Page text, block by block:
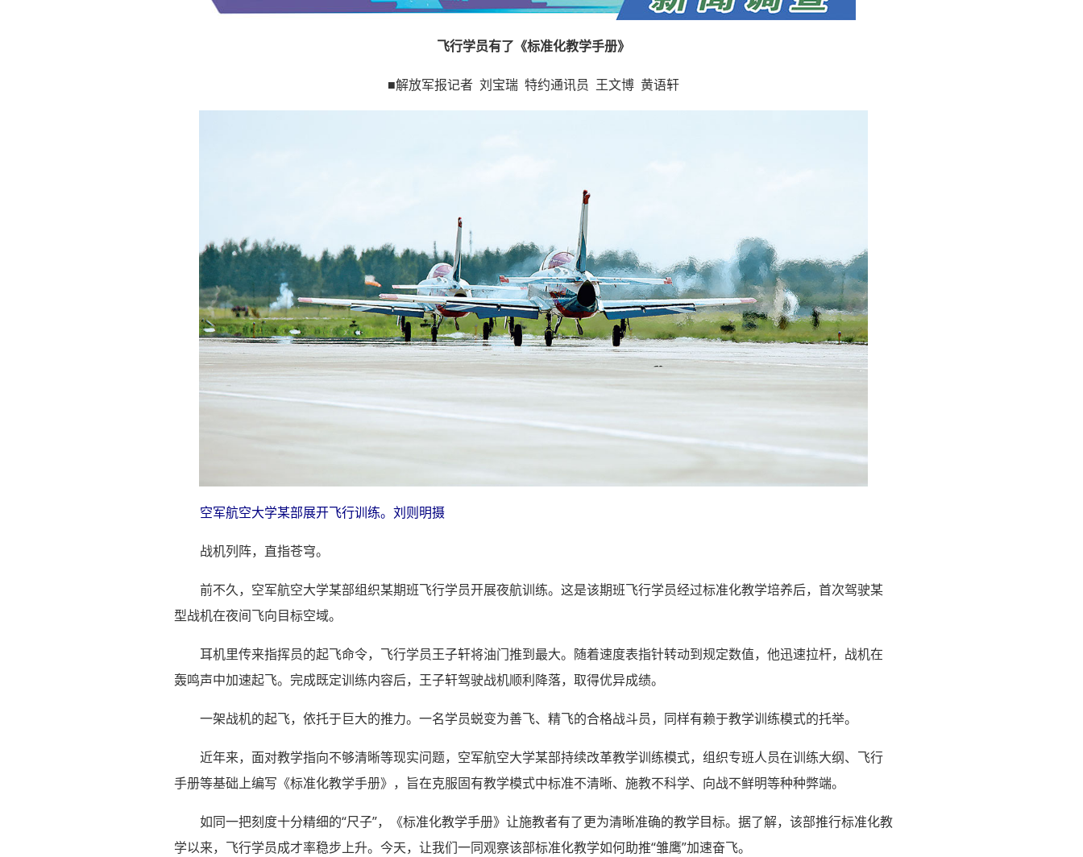
飞行学员有了《标准化教学手册》
■解放军报记者 刘宝瑞 特约通讯员 王文博 黄语轩
空军航空大学某部展开飞行训练。刘则明摄
战机列阵，直指苍穹。
前不久，空军航空大学某部组织某期班飞行学员开展夜航训练。这是该期班飞行学员经过标准化教学培养后，首次驾驶某
型战机在夜间飞向目标空域。
耳机里传来指挥员的起飞命令，飞行学员王子轩将油门推到最大。随着速度表指针转动到规定数值，他迅速拉杆，战机在
轰鸣声中加速起飞。完成既定训练内容后，王子轩驾驶战机顺利降落，取得优异成绩。
一架战机的起飞，依托于巨大的推力。一名学员蜕变为善飞、精飞的合格战斗员，同样有赖于教学训练模式的托举。
近年来，面对教学指向不够清晰等现实问题，空军航空大学某部持续改革教学训练模式，组织专班人员在训练大纲、飞行
手册等基础上编写《标准化教学手册》，旨在克服固有教学模式中标准不清晰、施教不科学、向战不鲜明等种种弊端。
如同一把刻度十分精细的“尺子”，《标准化教学手册》让施教者有了更为清晰准确的教学目标。据了解，该部推行标准化教
学以来，飞行学员成才率稳步上升。今天，让我们一同观察该部标准化教学如何助推“雏鹰”加速奋飞。